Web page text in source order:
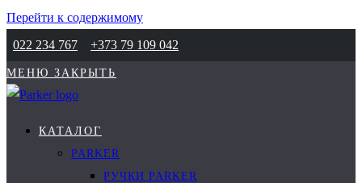
Перейти к содержимому
022 234 767
+373 79 109 042
МЕНЮ ЗАКРЫТЬ
КАТАЛОГ
PARKER
РУЧКИ PARKER